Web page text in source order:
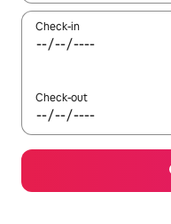
Check-in
Check-out